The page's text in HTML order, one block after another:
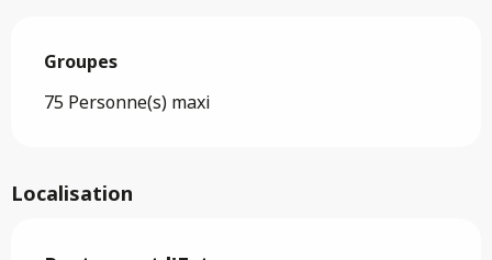
Groupes
Groupes
75 Personne(s) maxi
Localisation